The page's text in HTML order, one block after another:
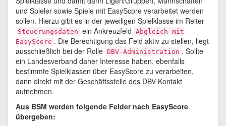
und Spieler sowie Spiele mit EasyScore verarbeitet werden
sollen. Hierzu gibt es in der jeweiligen Spielklasse im Reiter
Steuerungsdaten ein Ankreuzfeld Abgleich mit
EasyScore . Die Berechtigung das Feld aktiv zu stellen, liegt
ausschließlich bei der Rolle DBV-Administration . Sollte
ein Landesverband daher Interesse haben, ebenfalls
bestimmte Spielklassen über EasyScore zu verarbeiten,
dann direkt mit der Geschäftsstelle des DBV Kontakt
aufnehmen.
Aus BSM werden folgende Felder nach EasyScore
übergeben: